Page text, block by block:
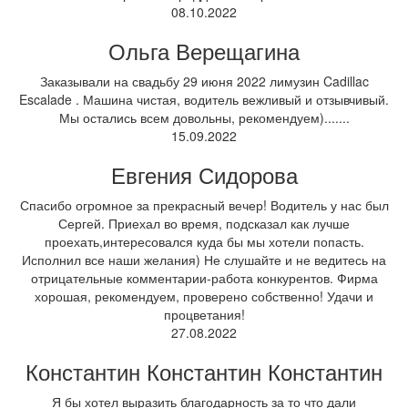
08.10.2022
Ольга Верещагина
Заказывали на свадьбу 29 июня 2022 лимузин Cadillac
Escalade . Машина чистая, водитель вежливый и отзывчивый.
Мы остались всем довольны, рекомендуем).......
15.09.2022
Евгения Сидорова
Спасибо огромное за прекрасный вечер! Водитель у нас был
Сергей. Приехал во время, подсказал как лучше
проехать,интересовался куда бы мы хотели попасть.
Исполнил все наши желания) Не слушайте и не ведитесь на
отрицательные комментарии-работа конкурентов. Фирма
хорошая, рекомендуем, проверено собственно! Удачи и
процветания!
27.08.2022
Константин Константин Константин
Я бы хотел выразить благодарность за то что дали